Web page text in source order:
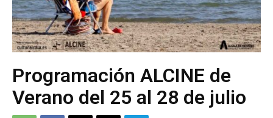
Programación ALCINE de
Verano del 25 al 28 de julio